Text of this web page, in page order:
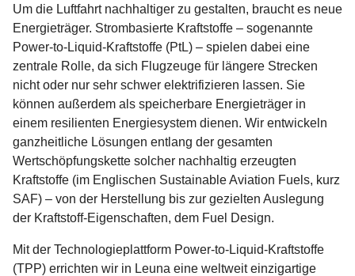
Um die Luftfahrt nachhaltiger zu gestalten, braucht es neue
Energieträger. Strombasierte Kraftstoffe – sogenannte
Power-to-Liquid-Kraftstoffe (PtL) – spielen dabei eine
zentrale Rolle, da sich Flugzeuge für längere Strecken
nicht oder nur sehr schwer elektrifizieren lassen. Sie
können außerdem als speicherbare Energieträger in
einem resilienten Energiesystem dienen. Wir entwickeln
ganzheitliche Lösungen entlang der gesamten
Wertschöpfungskette solcher nachhaltig erzeugten
Kraftstoffe (im Englischen Sustainable Aviation Fuels, kurz
SAF) – von der Herstellung bis zur gezielten Auslegung
der Kraftstoff-Eigenschaften, dem Fuel Design.
Mit der Technologieplattform Power-to-Liquid-Kraftstoffe
(TPP) errichten wir in Leuna eine weltweit einzigartige